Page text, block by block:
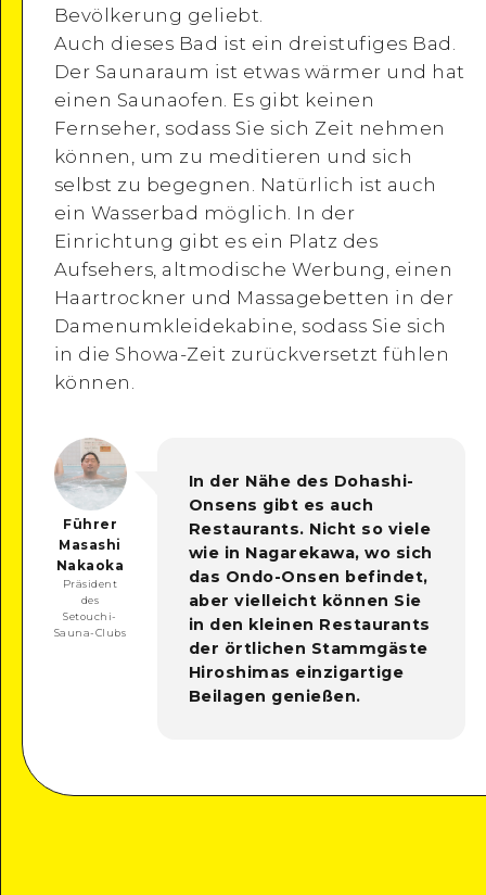
Bevölkerung geliebt.
Auch dieses Bad ist ein dreistufiges Bad.
Der Saunaraum ist etwas wärmer und hat
einen Saunaofen. Es gibt keinen
Fernseher, sodass Sie sich Zeit nehmen
können, um zu meditieren und sich
selbst zu begegnen. Natürlich ist auch
ein Wasserbad möglich. In der
Einrichtung gibt es ein Platz des
Aufsehers, altmodische Werbung, einen
Haartrockner und Massagebetten in der
Damenumkleidekabine, sodass Sie sich
in die Showa-Zeit zurückversetzt fühlen
können.
Führer
Masashi
Nakaoka
Präsident
des
Setouchi-
Sauna-Clubs
In der Nähe des Dohashi-
Onsens gibt es auch
Restaurants. Nicht so viele
wie in Nagarekawa, wo sich
das Ondo-Onsen befindet,
aber vielleicht können Sie
in den kleinen Restaurants
der örtlichen Stammgäste
Hiroshimas einzigartige
Beilagen genießen.